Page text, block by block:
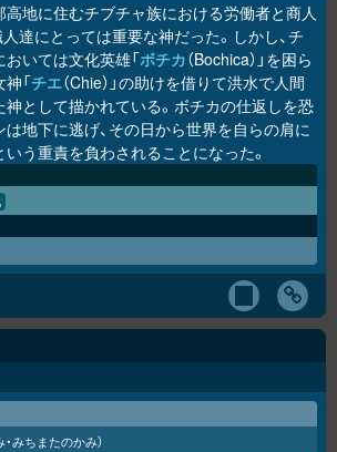
高地に住むチブチャ族における労働者と商人
達にとっては重要な神だった。しかし、チ
いては文化英雄「ボチカ（Bochica）」を困ら
「チエ（Chie）」の助けを借りて洪水で人間
神として描かれている。ボチカの仕返しを恐
地下に逃げ、その日から世界を自らの肩に
う重責を負わされることになった。
・みちまたのかみ）